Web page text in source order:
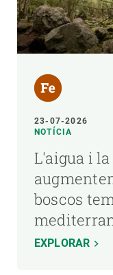
23-07-2026
NOTÍCIA
L'aigua i
boscos
EXPLORAR